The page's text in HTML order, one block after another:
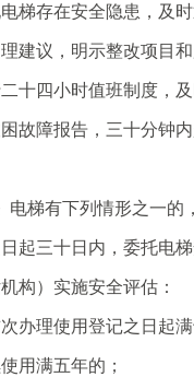
存在安全隐患，及时
建议，明示整改项目和
四小时值班制度，及
故障报告，三十分钟
梯有下列情形之一的
起三十日内，委托电
构）实施安全评估：
理使用登记之日起满
用满五年的；